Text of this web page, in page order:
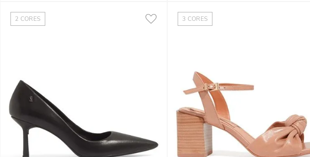
2 CORES 3 CORES